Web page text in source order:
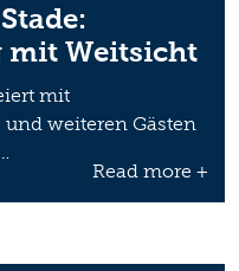
Weitsicht
mit
weiteren Gästen
Read more +